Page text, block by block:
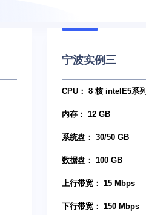
宁波实例三
CPU： 8 核 intelE5系列
内存： 12 GB
系统盘： 30/50 GB
数据盘： 100 GB
上行带宽： 15 Mbps
下行带宽： 150 Mbps